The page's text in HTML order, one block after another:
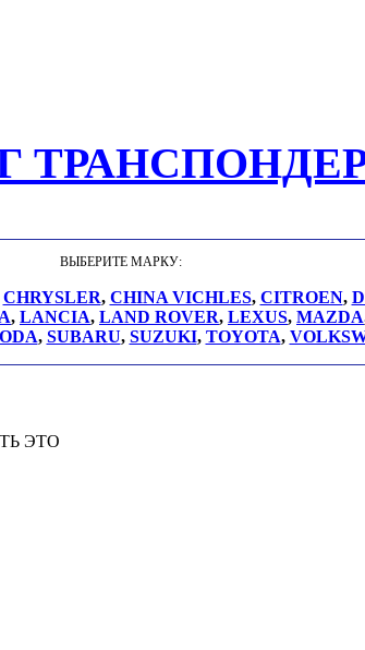
ВЫБЕРИТЕ МАРКУ:
CHRYSLER, CHINA VICHLES, CITROEN,
, LANCIA, LAND ROVER, LEXUS, MAZDA
, SUBARU, SUZUKI, TOYOTA,
ЭТО